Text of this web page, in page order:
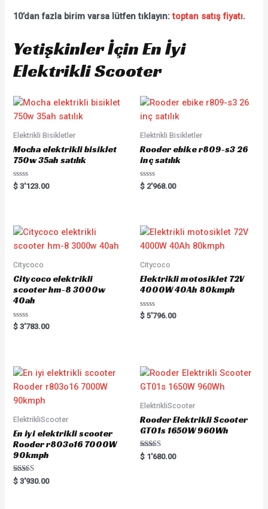
10’dan fazla birim varsa lütfen tıklayın:toptan satış fiyatı.
Yetişkinler İçin En İyi
Elektrikli Scooter
Elektrikli Bisikletler
Mocha elektrikli bisiklet
750w 35ah satılık
R
a
o
u
o
5
$ 3'123.00
Elektrikli Bisikletler
Rooder ebike r809-s3 26
inç satılık
R
a
o
u
t
o
5
$ 2'968.00
Citycoco
Citycoco elektrikli
scooter hm-8 3000w
40ah
R
a
o
u
t
o
f
5
$ 3'783.00
Citycoco
Elektrikli motosiklet 72V
4000W 40Ah 80kmph
R
a
u
t
f
$ 5'796.00
ElektrikliScooter
En iyi elektrikli scooter
Rooder r803o16 7000W
90kmph
Rated
5.00
$ 3'930.00
ElektrikliScooter
Rooder Elektrikli Scooter
GT01s 1650W 960Wh
Rated
5.00
$ 1'680.00